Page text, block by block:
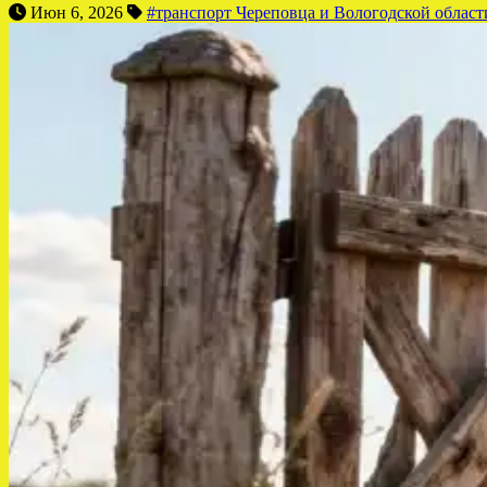
Июн 6, 2026 #транспорт Череповца и Вологодской